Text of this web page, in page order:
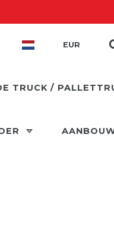
EUR
TRUCK /